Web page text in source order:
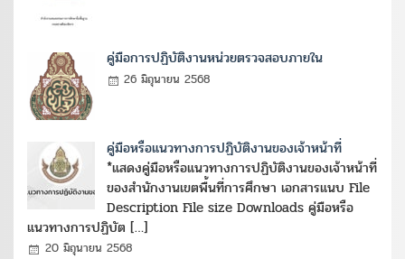
คู่มือการปฏิบัติงานหน่วยตรวจสอบภายใน
26 มิถุนายน 2568
คู่มือหรือแนวทางการปฏิบัติงานของเจ้าหน้าที่
*แสดงคู่มือหรือแนวทางการปฏิบัติงานของเจ้าหน้าที่
ของสำนักงานเขตพื้นที่การศึกษา เอกสารแนบ File
Description File size Downloads คู่มือหรือ
แนวทางการปฏิบัต […]
20 มิถุนายน 2568